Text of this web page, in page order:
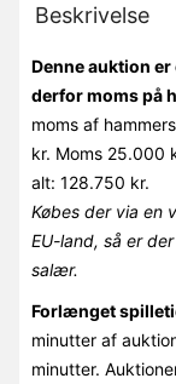
Beskrivelse
Denne auktion
derfor moms på
moms af
kr. Moms 25.000
alt: 128.750 kr.
Købes der via en
EU-land, så er
salær.
Forlænget
minutter af
minutter.